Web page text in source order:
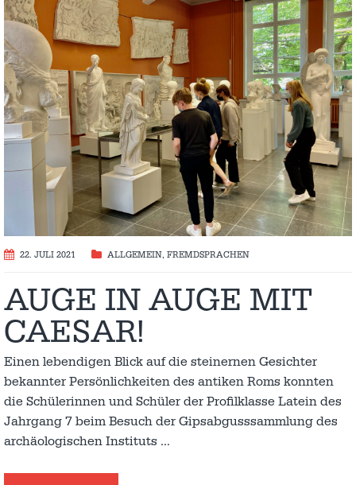
22. JULI 2021 ALLGEMEIN, FREMDSPRACHEN
AUGE IN AUGE MIT
CAESAR!
Einen lebendigen Blick auf die steinernen Gesichter
bekannter Persönlichkeiten des antiken Roms konnten
die Schülerinnen und Schüler der Profilklasse Latein des
Jahrgang 7 beim Besuch der Gipsabgusssammlung des
archäologischen Instituts …